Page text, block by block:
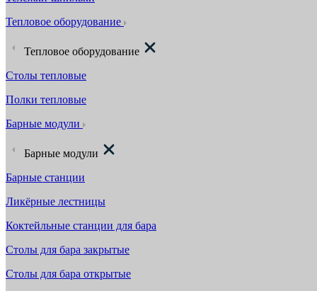
Тепловое оборудование
Тепловое оборудование
Столы тепловые
Полки тепловые
Барные модули
Барные модули
Барные станции
Ликёрные лестницы
Коктейльные станции для бара
Столы для бара закрытые
Столы для бара открытые